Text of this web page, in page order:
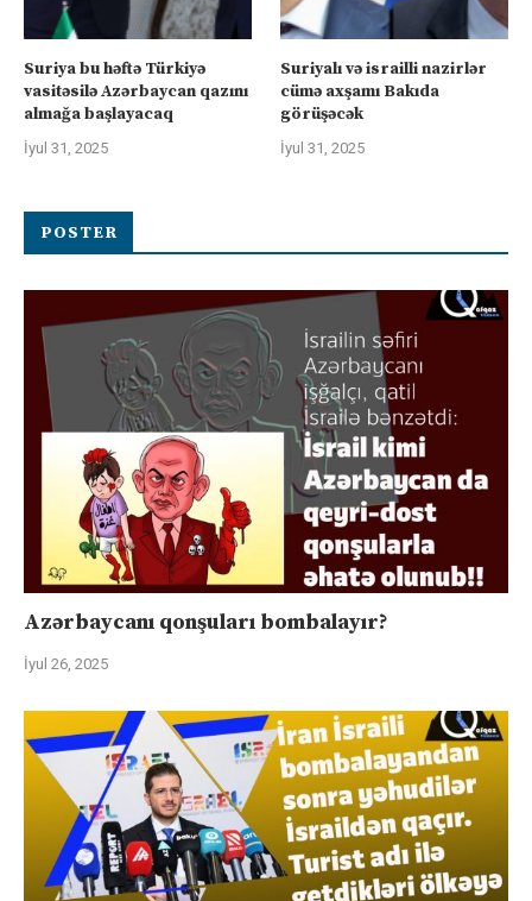
Suriya bu həftə Türkiyə
vasitəsilə Azərbaycan qazını
almağa başlayacaq
İyul 31, 2025
Suriyalı və israilli nazirlər
cümə axşamı Bakıda
görüşəcək
İyul 31, 2025
POSTER
Azərbaycanı qonşuları bombalayır?
İyul 26, 2025